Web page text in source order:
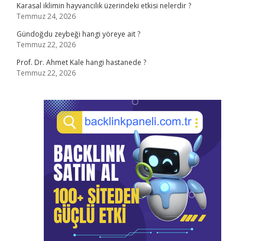
Karasal iklimin hayvancılık üzerindeki etkisi nelerdir ?
Temmuz 24, 2026
Gündoğdu zeybeği hangi yöreye ait ?
Temmuz 22, 2026
Prof. Dr. Ahmet Kale hangi hastanede ?
Temmuz 22, 2026